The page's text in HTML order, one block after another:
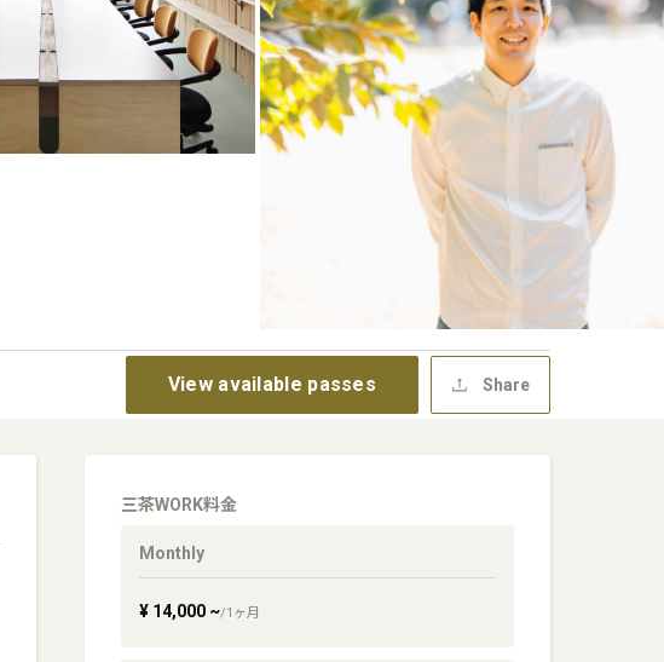
View available passes Share
三茶WORK料金
Monthly
¥ 14,000~/1 ヶ月